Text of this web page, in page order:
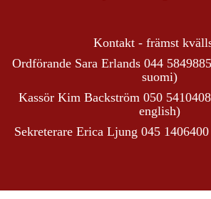
Kontakt - främst
Ordförande Sara Erlands 044
suomi)
Kassör Kim Backström 050
english)
Sekreterare Erica Ljung 045